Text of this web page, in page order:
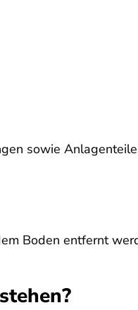
sowie
Boden entfernt